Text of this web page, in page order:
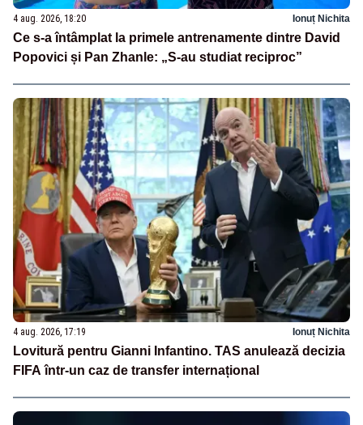
4 aug. 2026, 18:20 Ionuț Nichita
Ce s-a întâmplat la primele antrenamente dintre David
Popovici și Pan Zhanle: „S-au studiat reciproc”
4 aug. 2026, 17:19 Ionuț Nichita
Lovitură pentru Gianni Infantino. TAS anulează decizia
FIFA într-un caz de transfer internațional